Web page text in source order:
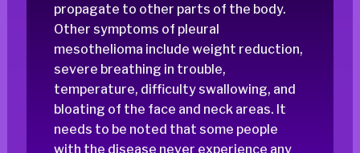
propagate to other parts of the body.
Other symptoms of pleural
mesothelioma include weight reduction,
severe breathing in trouble,
temperature, difficulty swallowing, and
bloating of the face and neck areas. It
needs to be noted that some people
with the disease never experience any